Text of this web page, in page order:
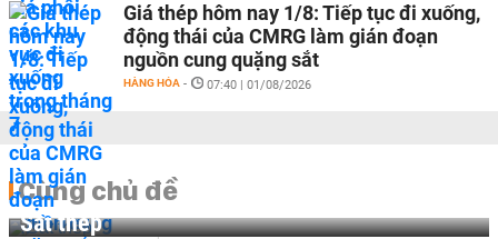
Giá thép hôm nay 1/8: Tiếp tục đi xuống,
động thái của CMRG làm gián đoạn
nguồn cung quặng sắt
HÀNG HÓA - 07:40 | 01/08/2026
Cùng chủ đề
Sắt thép